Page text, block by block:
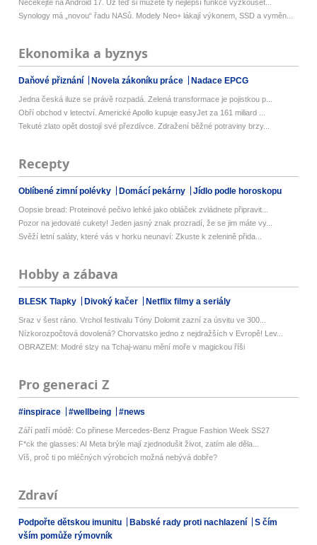
Nečekejte na Android 17. Už teď si můžete ty nejlepší funkce vyzkoušet...
Synology má „novou“ řadu NASů. Modely Neo+ lákají výkonem, SSD a vyměn...
Ekonomika a byznys
Daňové přiznání Novela zákoníku práce Nadace EPCG
Jedna česká iluze se právě rozpadá. Zelená transformace je pojistkou p...
Obří obchod v letectví. Americké Apollo kupuje easyJet za 161 miliard ...
Tekuté zlato opět dostojí své přezdívce. Zdražení běžné potraviny brzy...
Recepty
Oblíbené zimní polévky Domácí pekárny Jídlo podle horoskopu
Oopsie bread: Proteinové pečivo lehké jako obláček zvládnete připravit...
Pozor na jedovaté cukety! Jeden jasný znak prozradí, že se jim máte vy...
Svěží letní saláty, které vás v horku neunaví: Zkuste k zelenině přida...
Hobby a zábava
BLESK Tlapky Divoký kačer Netflix filmy a seriály
Sraz v šest ráno. Vrchol festivalu Tóny Dolomit zazní za úsvitu ve 300...
Nízkorozpočtová dovolená? Chorvatsko jedno z nejdražších v Evropě! Lev...
OBRAZEM: Modré slzy na Tchaj-wanu mění moře v magickou říši
Pro generaci Z
#inspirace #wellbeing #news
Září patří módě: Co přinese Mercedes-Benz Prague Fashion Week SS27
F*ck the glasses: AI Meta brýle mají zjednodušit život, zatím ale děla...
Víš, proč ti po mléčných výrobcích možná nebývá dobře?
Zdraví
Podpořte dětskou imunitu Babské rady proti nachlazení
S čím
vším pomůže rýmovník